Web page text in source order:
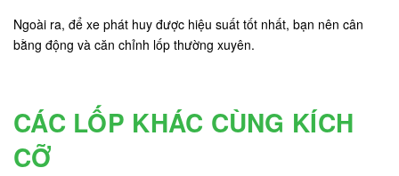
Ngoài ra, để xe phát huy được hiệu suất tốt nhất, bạn nên cân
bằng động và căn chỉnh lốp thường xuyên.
CÁC LỐP KHÁC CÙNG KÍCH
CỠ